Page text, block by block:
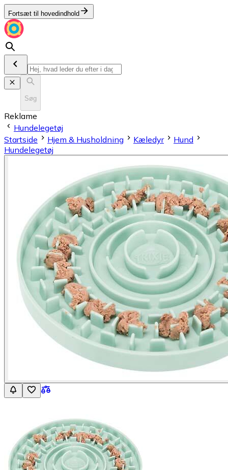
Fortsæt til hovedindhold
Søg
Reklame
Hundelegetøj
Startside
Hjem & Husholdning Kæledyr
Hund
Hundelegetøj